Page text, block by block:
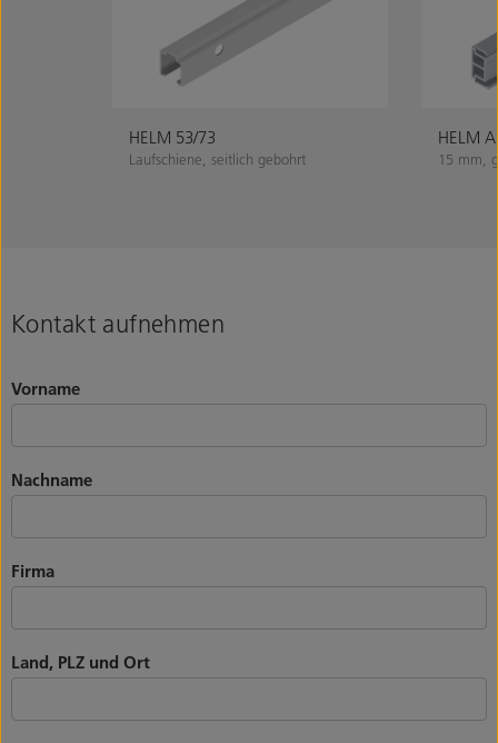
HELM 53/73
Laufschiene, seitlich gebohrt
HELM
15 mm,
Kontakt aufnehmen
Vorname
Nachname
Firma
Land, PLZ und Ort